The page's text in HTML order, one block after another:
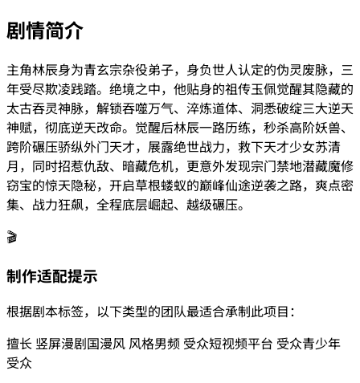
剧情简介
主角林辰身为青玄宗杂役弟子，身负世人认定的伪灵废脉，三
年受尽欺凌践踏。绝境之中，他贴身的祖传玉佩觉醒其隐藏的
太古吞灵神脉，解锁吞噬万气、淬炼道体、洞悉破绽三大逆天
神赋，彻底逆天改命。觉醒后林辰一路历练，秒杀高阶妖兽、
跨阶碾压骄纵外门天才，展露绝世战力，救下天才少女苏清
月，同时招惹仇敌、暗藏危机，更意外发现宗门禁地潜藏魔修
窃宝的惊天隐秘，开启草根蝼蚁的巅峰仙途逆袭之路，爽点密
集、战力狂飙，全程底层崛起、越级碾压。
🎬
制作适配提示
根据剧本标签，以下类型的团队最适合承制此项目：
擅长 竖屏漫剧国漫风 风格男频 受众短视频平台 受众青少年
受众